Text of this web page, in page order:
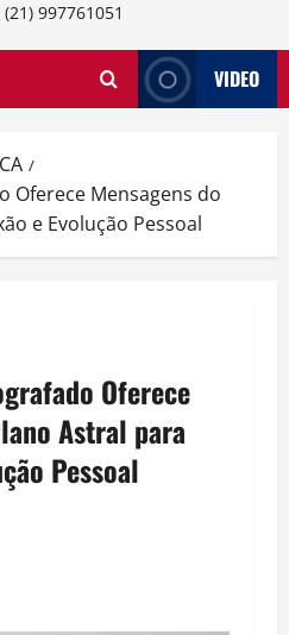
997761051
VIDEO
Oferece Mensagens do
e Evolução Pessoal
Oferece
Astral para
Pessoal